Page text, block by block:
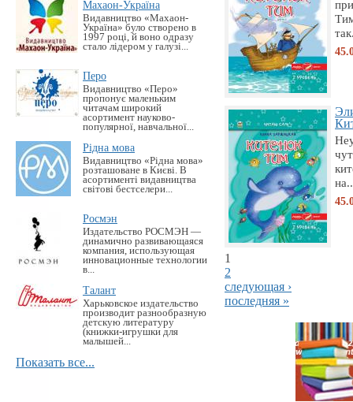
Махаон-Україна
Видавництво «Махаон-
Україна» було створено в
1997 році, й воно одразу
стало лідером у галузі...
Перо
Видавництво «Перо»
пропонує маленьким
читачам широкий
асортимент науково-
популярної, навчальної...
Рідна мова
Видавництво «Рідна мова»
розташоване в Києві. В
асортименті видавництва
світові бестселери...
Росмэн
Издательство РОСМЭН —
динамично развивающаяся
компания, использующая
инновационные технологии
в...
Талант
Харьковское издательство
производит разнообразную
детскую литературу
(книжки-игрушки для
малышей...
Показать все...
1
2
следующая ›
последняя »